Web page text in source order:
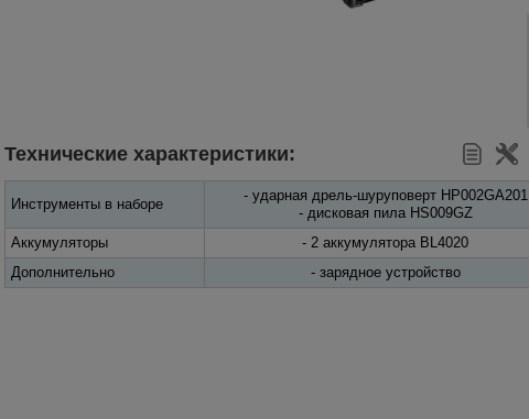
Технические характеристики:
Инструменты в наборе
- ударная дрель-шуруповерт HP002GA201
- дисковая пила HS009GZ
Аккумуляторы
- 2 аккумулятора BL4020
Дополнительно
- зарядное устройство